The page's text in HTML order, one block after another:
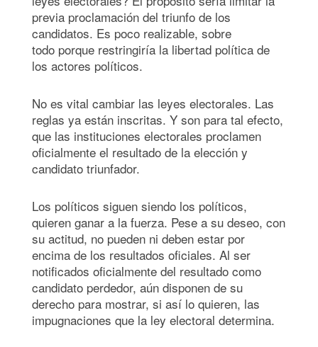
previa proclamación del triunfo de los
candidatos. Es poco realizable, sobre
todo porque restringiría la libertad política de
los actores políticos.
No es vital cambiar las leyes electorales. Las
reglas ya están inscritas. Y son para tal efecto,
que las instituciones electorales proclamen
oficialmente el resultado de la elección y
candidato triunfador.
Los políticos siguen siendo los políticos,
quieren ganar a la fuerza. Pese a su deseo, con
su actitud, no pueden ni deben estar por
encima de los resultados oficiales. Al ser
notificados oficialmente del resultado como
candidato perdedor, aún disponen de su
derecho para mostrar, si así lo quieren, las
impugnaciones que la ley electoral determina.